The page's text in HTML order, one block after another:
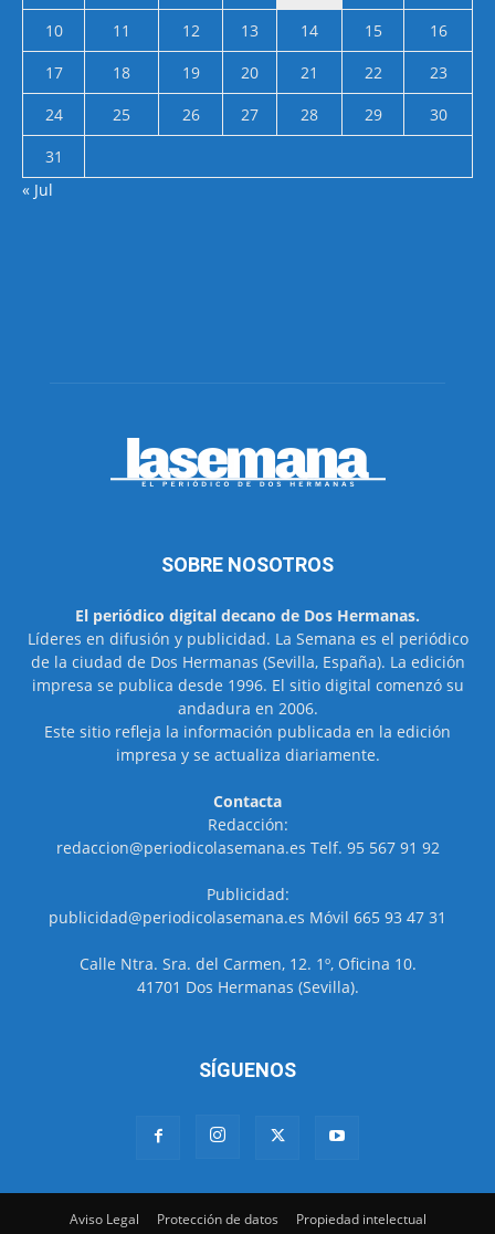
10
11 12 13 14 15
16
17
18 19 20 21 22
23
24
25 26 27 28 29
30
31
« Jul
SOBRE NOSOTROS
El periódico digital decano de Dos Hermanas.
Líderes en difusión y publicidad. La Semana es el periódico
de la ciudad de Dos Hermanas (Sevilla, España). La edición
impresa se publica desde 1996. El sitio digital comenzó su
andadura en 2006.
Este sitio refleja la información publicada en la edición
impresa y se actualiza diariamente.
Contacta
Redacción:
redaccion@periodicolasemana.es Telf. 95 567 91 92
Publicidad:
publicidad@periodicolasemana.es Móvil 665 93 47 31
Calle Ntra. Sra. del Carmen, 12. 1º, Oficina 10.
41701 Dos Hermanas (Sevilla).
SÍGUENOS
Aviso Legal Protección de datos Propiedad intelectual